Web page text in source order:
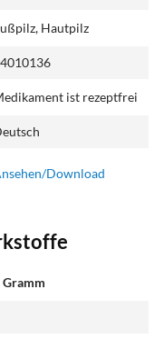
Hautpilz
ist rezeptfrei
Download
Gramm